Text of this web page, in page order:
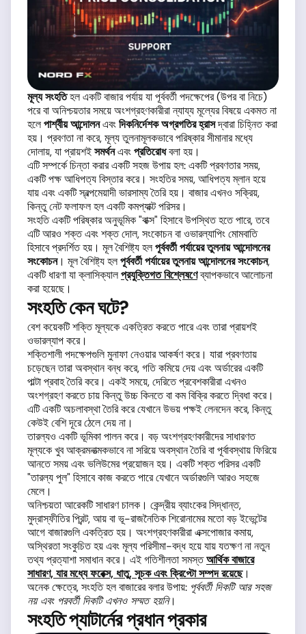
মূল্য সংহতিহল একটি বাজার পর্যায় যা পূর্ববর্তী পদক্ষেপের (উপর বা নিচে)
পরে বা অনিশ্চয়তার সময়ে অংশগ্রহণকারীরা ন্যায্য মূল্যের বিষয়ে একমত না
হলেপার্শ্বীয় আন্দোলনএবংদিকনির্দেশক অগ্রগতির হ্রাসদ্বারা চিহ্নিত করা
হয়। প্রবণতা না করে, মূল্য তুলনামূলকভাবে পরিষ্কার সীমানার মধ্যে
দোলায়, যা প্রায়শইসমর্থনএবংপ্রতিরোধবলা হয়।
এটি সম্পর্কে চিন্তা করার একটি সহজ উপায় হল: একটি প্রবণতার সময়,
একটি পক্ষ আধিপত্য বিস্তার করে। সংহতির সময়, আধিপত্য ম্লান হয়ে
যায় এবং একটি স্বল্পমেয়াদী ভারসাম্য তৈরি হয়। বাজার এখনও সক্রিয়,
কিন্তু নেট ফলাফল হল একটি কমপ্যাক্ট পরিসর।
সংহতি একটি পরিষ্কার অনুভূমিক "বাক্স" হিসাবে উপস্থিত হতে পারে, তবে
এটি আরও শক্ত এবং শক্ত দোল, সংকোচন বা ওভারল্যাপিং মোমবাতি
হিসাবে প্রদর্শিত হয়। মূল বৈশিষ্ট্য হলপূর্ববর্তী পর্যায়ের তুলনায় আন্দোলনের
সংকোচন। মূল বৈশিষ্ট্য হলপূর্ববর্তী পর্যায়ের তুলনায় আন্দোলনের সংকোচন,
একটি ধারণা যা ক্লাসিক্যালপ্রযুক্তিগত বিশ্লেষণেব্যাপকভাবে আলোচনা
করা হয়েছে।
সংহতি কেন ঘটে?
বেশ কয়েকটি শক্তি মূল্যকে একত্রিত করতে পারে এবং তারা প্রায়শই
ওভারল্যাপ করে।
শক্তিশালী পদক্ষেপগুলি মুনাফা নেওয়ার আকর্ষণ করে। যারা প্রবণতায়
চড়েছেন তারা অবস্থান বন্ধ করে, গতি কমিয়ে দেয় এবং অর্ডারের একটি
পাল্টা প্রবাহ তৈরি করে। একই সময়ে, দেরিতে প্রবেশকারীরা এখনও
অংশগ্রহণ করতে চায় কিন্তু উচ্চ কিনতে বা কম বিক্রি করতে দ্বিধা করে।
এটি একটি অচলাবস্থা তৈরি করে যেখানে উভয় পক্ষই লেনদেন করে, কিন্তু
কেউই বেশি দূরে ঠেলে দেয় না।
তারল্যও একটি ভূমিকা পালন করে। বড় অংশগ্রহণকারীদের সাধারণত
মূল্যকে খুব আক্রমনাত্মকভাবে না সরিয়ে অবস্থান তৈরি বা পূর্বাবস্থায় ফিরিয়ে
আনতে সময় এবং ভলিউমের প্রয়োজন হয়। একটি শক্ত পরিসর একটি
"তারল্য পুল" হিসাবে কাজ করতে পারে যেখানে অর্ডারগুলি আরও সহজে
মেলে।
অনিশ্চয়তা আরেকটি সাধারণ চালক। কেন্দ্রীয় ব্যাংকের সিদ্ধান্ত,
মুদ্রাস্ফীতির প্রিন্ট, আয় বা ভূ-রাজনৈতিক শিরোনামের মতো বড় ইভেন্টের
আগে বাজারগুলি একত্রিত হয়। অংশগ্রহণকারীরা এক্সপোজার কমায়,
অস্থিরতা সংকুচিত হয় এবং মূল্য পরিসীমা-বদ্ধ হয়ে যায় যতক্ষণ না নতুন
তথ্য প্রত্যাশা সমাধান করে। এই গতিশীলতা সমস্তআর্থিক বাজারে
সাধারণ, যার মধ্যে ফরেক্স, ধাতু, সূচক এবং ক্রিপ্টো সম্পদ রয়েছে।
অনেক ক্ষেত্রে, সংহতি হল বাজারের বলার উপায়: পূর্ববর্তী দিকটি আর সহজ
নয় এবং পরবর্তী দিকটি এখনও সম্মত হয়নি।
সংহতি প্যাটার্নের প্রধান প্রকার